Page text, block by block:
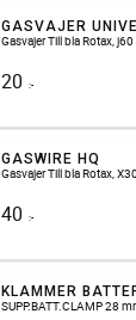
GASVAJER
Gasvajer Till bla Rotax, j60
20 :-
GASWIRE HQ
Gasvajer Till bla Rotax,
40 :-
KLAMMER
SUPP.BATT.CLAMP 28